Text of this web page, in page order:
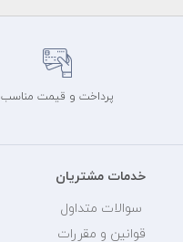
پرداخت و قیمت مناسب
خدمات مشتریان
سوالات متداول
قوانین و مقررات